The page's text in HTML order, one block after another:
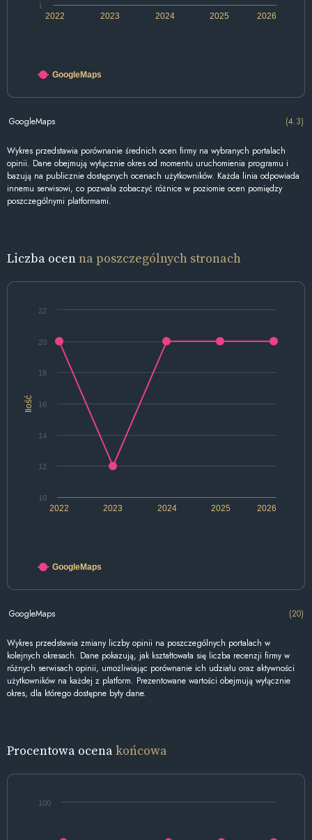
2022 2024 2026
2023 2025
1
GoogleMaps
GoogleMaps (4.3)
Wykres przedstawia porównanie średnich ocen firmy na wybranych portalach
opinii. Dane obejmują wyłącznie okres od momentu uruchomienia programu i
bazują na publicznie dostępnych ocenach użytkowników. Każda linia odpowiada
innemu serwisowi, co pozwala zobaczyć różnice w poziomie ocen pomiędzy
poszczególnymi platformami.
Liczba ocenna poszczególnych stronach
Ilość
2022 2024 2026
2023 2025
10
12
14
16
18
20
22
GoogleMaps
GoogleMaps (20)
Wykres przedstawia zmiany liczby opinii na poszczególnych portalach w
kolejnych okresach. Dane pokazują, jak kształtowała się liczba recenzji firmy w
różnych serwisach opinii, umożliwiając porównanie ich udziału oraz aktywności
użytkowników na każdej z platform. Prezentowane wartości obejmują wyłącznie
okres, dla którego dostępne były dane.
Procentowa ocenakońcowa
100